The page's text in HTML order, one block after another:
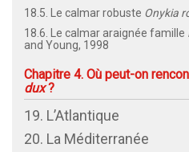
18.5. Le calmar robuste Onykia
18.6. Le calmar araignée famille
and Young, 1998
Chapitre 4. Où peut-on
dux?
19. L’Atlantique
20. La Méditerranée